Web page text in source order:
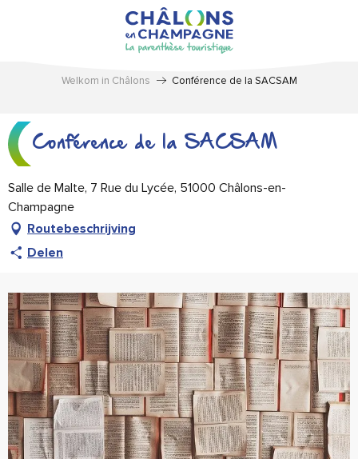
Welkom in Châlons Conférence de la SACSAM
Conférence de la SACSAM
Salle de Malte, 7 Rue du Lycée, 51000 Châlons-en-
Champagne
Routebeschrijving
Delen